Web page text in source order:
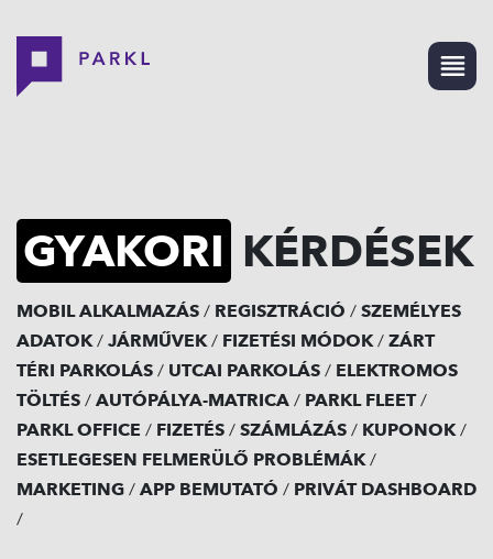
GYAKORI KÉRDÉSEK
MOBIL ALKALMAZÁS/ REGISZTRÁCIÓ /SZEMÉLYES
ADATOK/JÁRMŰVEK/ FIZETÉSI MÓDOK/ZÁRT
TÉRI PARKOLÁS/ UTCAI PARKOLÁS/ ELEKTROMOS
TÖLTÉS/AUTÓPÁLYA-MATRICA/ PARKL FLEET/
PARKL OFFICE / FIZETÉS/SZÁMLÁZÁS/ KUPONOK/
ESETLEGESEN FELMERÜLŐ PROBLÉMÁK/
MARKETING/APP BEMUTATÓ / PRIVÁT DASHBOARD
/